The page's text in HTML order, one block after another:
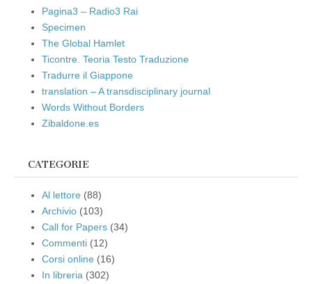
Pagina3 – Radio3 Rai
Specimen
The Global Hamlet
Ticontre. Teoria Testo Traduzione
Tradurre il Giappone
translation – A transdisciplinary journal
Words Without Borders
Zibaldone.es
CATEGORIE
Al lettore (88)
Archivio (103)
Call for Papers (34)
Commenti (12)
Corsi online (16)
In libreria (302)